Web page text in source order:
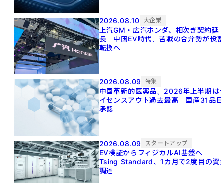
2026.08.10 大企業
上汽GM・広汽ホンダ、相次ぎ契約延
長 中国EV時代、苦戦の合弁勢が役
転換へ
2026.08.09 特集
中国革新的医薬品、2026年上半期は
イセンスアウト過去最高 国産31品
承認
2026.08.09 スタートアップ
EV検証からフィジカルAI基盤へ
Tsing Standard、1カ月で2度目の資
調達